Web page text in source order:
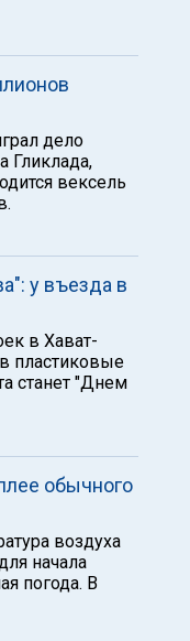
дело
Гликлада,
вексель
у въезда в
в Хават-
пластиковые
станет "Днем
обычного
воздуха
начала
погода. В